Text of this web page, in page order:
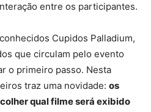
entre os participantes.
Cupidos Palladium,
que circulam pelo evento
o primeiro passo. Nesta
traz uma novidade: os
qual filme será exibido